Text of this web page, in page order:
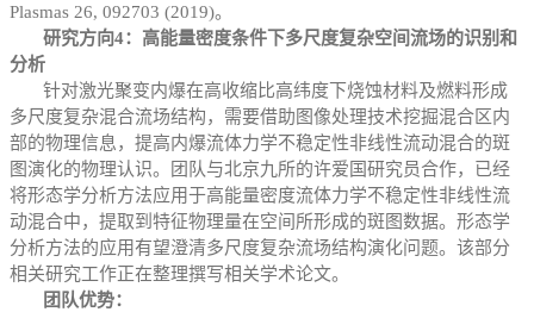
Plasmas 26, 092703 (2019)。
研究方向4：高能量密度条件下多尺度复杂空间流场的识别和
分析
针对激光聚变内爆在高收缩比高纬度下烧蚀材料及燃料形成
多尺度复杂混合流场结构，需要借助图像处理技术挖掘混合区内
部的物理信息，提高内爆流体力学不稳定性非线性流动混合的斑
图演化的物理认识。团队与北京九所的许爱国研究员合作，已经
将形态学分析方法应用于高能量密度流体力学不稳定性非线性流
动混合中，提取到特征物理量在空间所形成的斑图数据。形态学
分析方法的应用有望澄清多尺度复杂流场结构演化问题。该部分
相关研究工作正在整理撰写相关学术论文。
团队优势：